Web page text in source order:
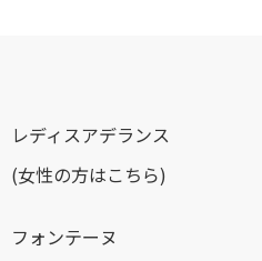
レディスアデランス
(女性の方はこちら)
フォンテーヌ